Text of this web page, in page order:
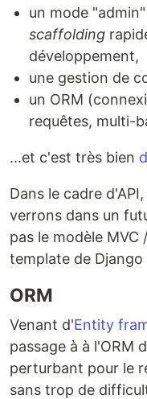
un mode
scaffolding
développement,
une gestion de
un ORM
requêtes, multi-
...et c'est très bien
Dans le cadre
verrons dans un
pas le modèle
template de
ORM
Venant d'Entity
passage à à l'ORM
perturbant pour le
sans trop de